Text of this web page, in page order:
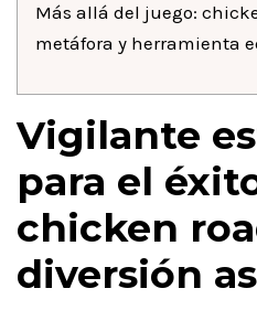
Más allá del juego:
metáfora y herramienta
Vigilante
para el
chicken
diversión